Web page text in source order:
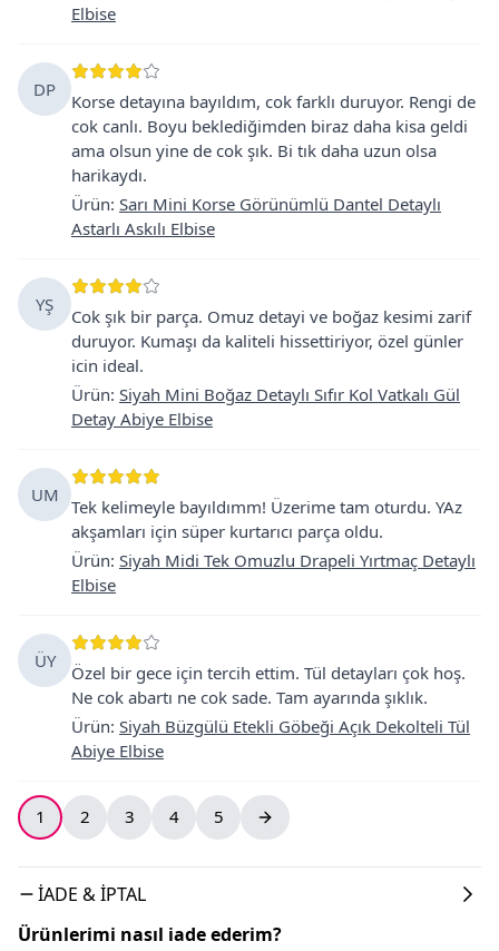
Elbise
DP
Korse detayına bayıldım, cok farklı duruyor. Rengi de
cok canlı. Boyu beklediğimden biraz daha kisa geldi
ama olsun yine de cok şık. Bi tık daha uzun olsa
harikaydı.
Ürün: Sarı Mini Korse Görünümlü Dantel Detaylı
Astarlı Askılı Elbise
YŞ
Cok şık bir parça. Omuz detayi ve boğaz kesimi zarif
duruyor. Kumaşı da kaliteli hissettiriyor, özel günler
icin ideal.
Ürün: Siyah Mini Boğaz Detaylı Sıfır Kol Vatkalı Gül
Detay Abiye Elbise
UM
Tek kelimeyle bayıldımm! Üzerime tam oturdu. YAz
akşamları için süper kurtarıcı parça oldu.
Ürün: Siyah Midi Tek Omuzlu Drapeli Yırtmaç Detaylı
Elbise
ÜY
Özel bir gece için tercih ettim. Tül detayları çok hoş.
Ne cok abartı ne cok sade. Tam ayarında şıklık.
Ürün: Siyah Büzgülü Etekli Göbeği Açık Dekolteli Tül
Abiye Elbise
1 2 3 4 5
İADE & İPTAL
Ürünlerimi nasıl iade ederim?